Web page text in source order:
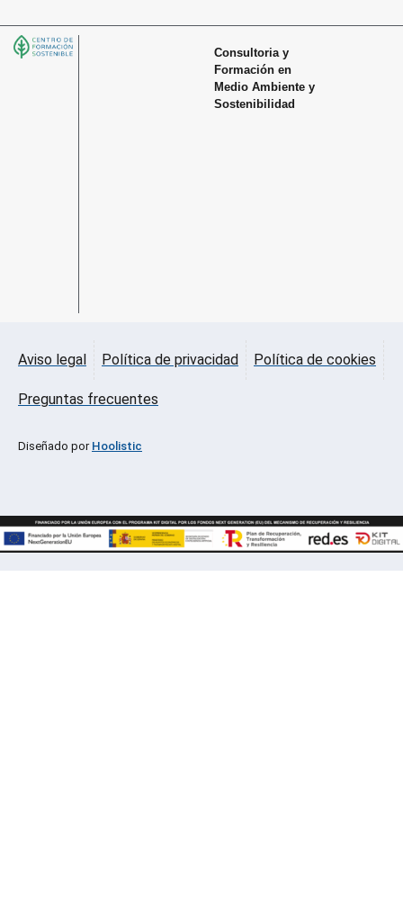
Consultoria y
Formación en
Medio Ambiente y
Sostenibilidad
Aviso legal Política de privacidad Política de cookies
Preguntas frecuentes
Diseñado por Hoolistic